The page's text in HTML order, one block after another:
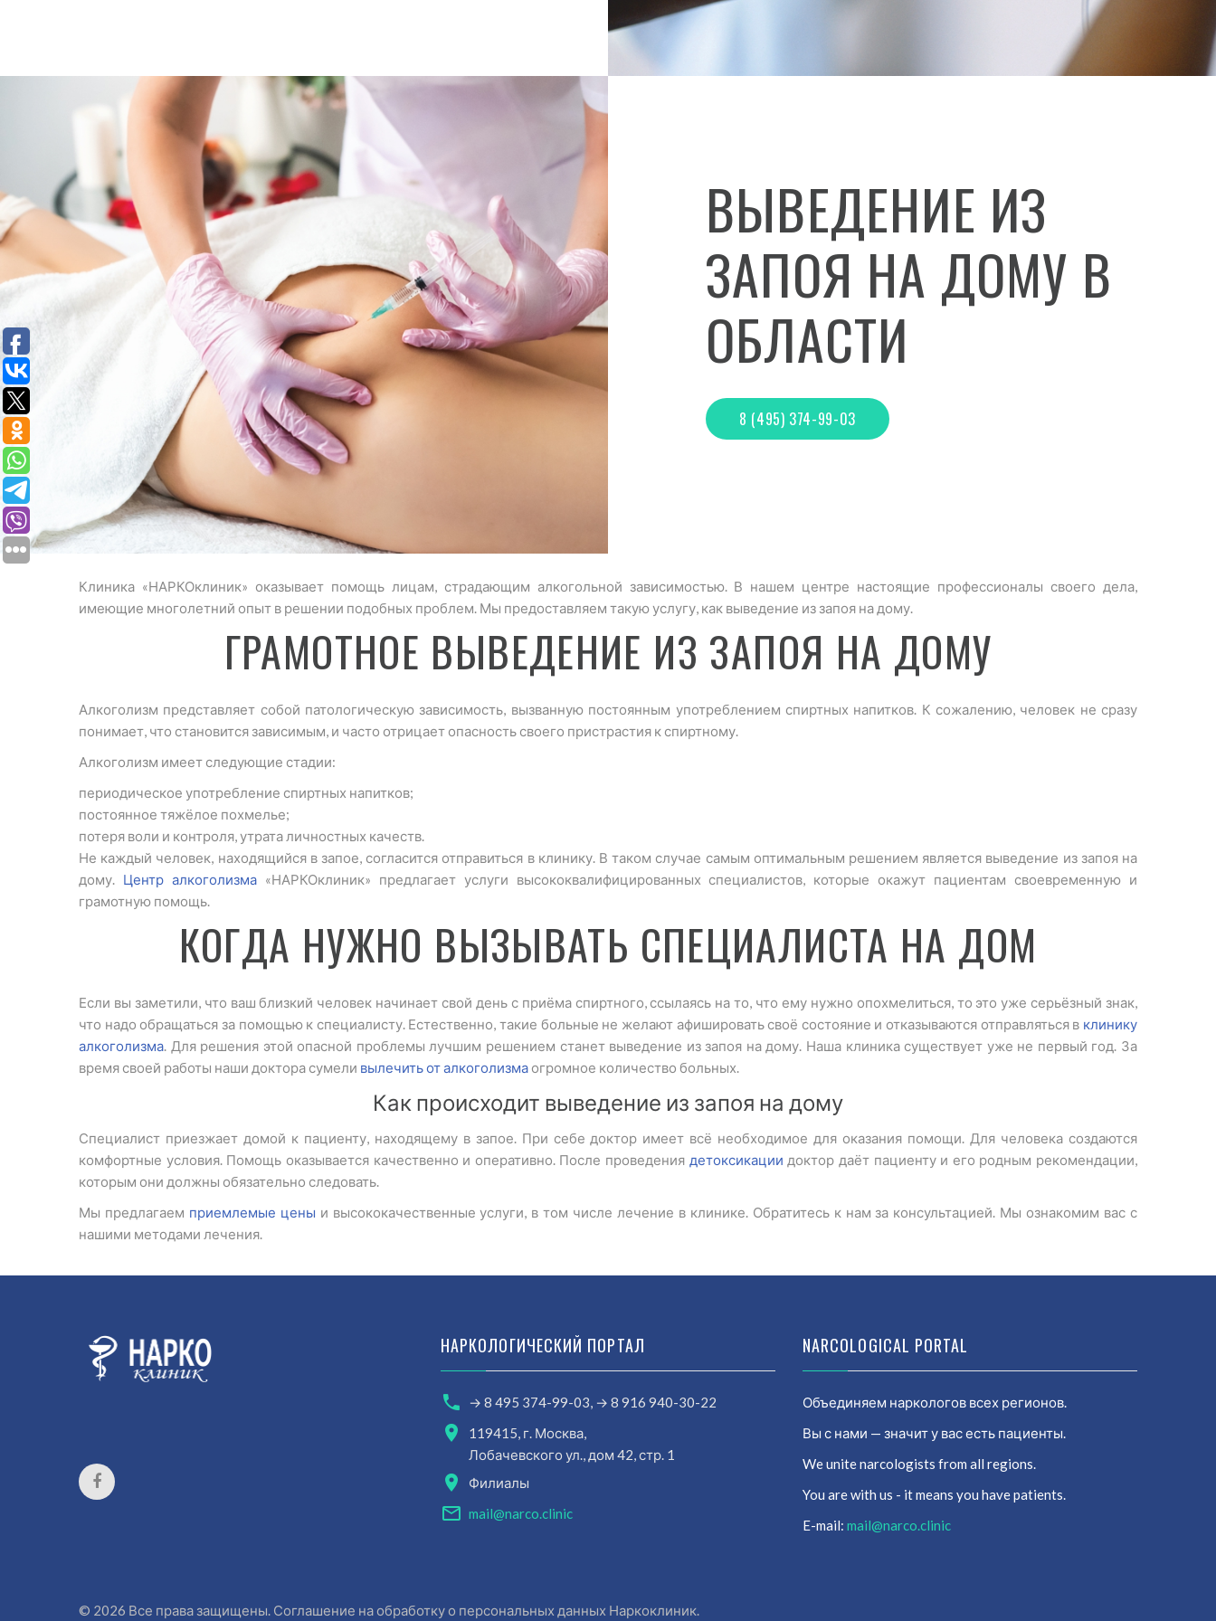
ВЫВЕДЕНИЕ ИЗ
ЗАПОЯ НА ДОМУ В
ОБЛАСТИ
8 (495) 374-99-03
Клиника «НАРКОклиник» оказывает помощь лицам, страдающим алкогольной зависимостью. В нашем центре настоящие профессионалы своего дела,
имеющие многолетний опыт в решении подобных проблем. Мы предоставляем такую услугу, как выведение из запоя на дому.
ГРАМОТНОЕ ВЫВЕДЕНИЕ ИЗ ЗАПОЯ НА ДОМУ
Алкоголизм представляет собой патологическую зависимость, вызванную постоянным употреблением спиртных напитков. К сожалению, человек не сразу
понимает, что становится зависимым, и часто отрицает опасность своего пристрастия к спиртному.
Алкоголизм имеет следующие стадии:
периодическое употребление спиртных напитков;
постоянное тяжёлое похмелье;
потеря воли и контроля, утрата личностных качеств.
Не каждый человек, находящийся в запое, согласится отправиться в клинику. В таком случае самым оптимальным решением является выведение из запоя на
дому. Центр алкоголизма«НАРКОклиник» предлагает услуги высококвалифицированных специалистов, которые окажут пациентам своевременную и
грамотную помощь.
КОГДА НУЖНО ВЫЗЫВАТЬ СПЕЦИАЛИСТА НА ДОМ
Если вы заметили, что ваш близкий человек начинает свой день с приёма спиртного, ссылаясь на то, что ему нужно опохмелиться, то это уже серьёзный знак,
что надо обращаться за помощью к специалисту. Естественно, такие больные не желают афишировать своё состояние и отказываются отправляться в клинику
алкоголизма. Для решения этой опасной проблемы лучшим решением станет выведение из запоя на дому. Наша клиника существует уже не первый год. За
время своей работы наши доктора сумели вылечить от алкоголизма огромное количество больных.
Как происходит выведение из запоя на дому
Специалист приезжает домой к пациенту, находящему в запое. При себе доктор имеет всё необходимое для оказания помощи. Для человека создаются
комфортные условия. Помощь оказывается качественно и оперативно. После проведения детоксикации доктор даёт пациенту и его родным рекомендации,
которым они должны обязательно следовать.
Мы предлагаем приемлемые цены и высококачественные услуги, в том числе лечение в клинике. Обратитесь к нам за консультацией. Мы ознакомим вас с
нашими методами лечения.
НАРКОЛОГИЧЕСКИЙ ПОРТАЛ
→ 8 495 374-99-03, → 8 916 940-30-22
119415, г. Москва,
Лобачевского ул., дом 42, стр. 1
Филиалы
mail@narco.clinic
NARCOLOGICAL PORTAL
Объединяем наркологов всех регионов.
Вы с нами — значит у вас есть пациенты.
We unite narcologists from all regions.
You are with us - it means you have patients.
E-mail: mail@narco.clinic
© 2026 Все права защищены. Соглашение на обработку о персональных данных Наркоклиник.